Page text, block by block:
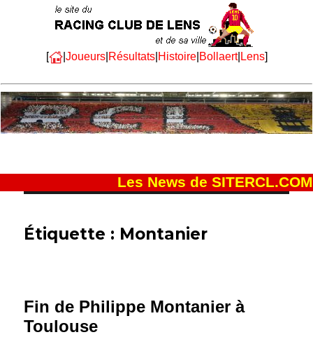
[ | Joueurs| Résultats| Histoire| Bollaert| Lens]
Les News de SITERCL.COM
Étiquette : Montanier
Fin de Philippe Montanier à
Toulouse